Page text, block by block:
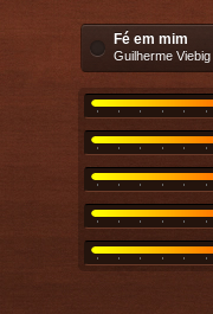
Fé em mim
Guilherme Viebig